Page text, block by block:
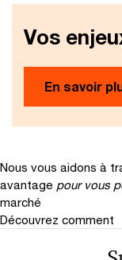
Vos
En savoir
Nous vous aidons à
avantage pour vous
marché
Découvrez comment